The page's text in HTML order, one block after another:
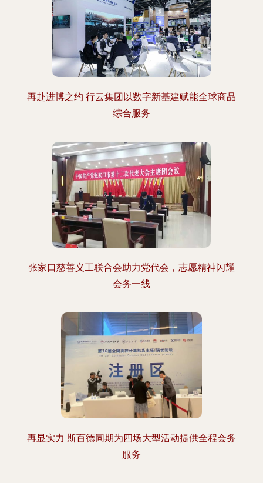
再赴进博之约 行云集团以数字新基建赋能全球商品
综合服务
张家口慈善义工联合会助力党代会，志愿精神闪耀
会务一线
再显实力 斯百德同期为四场大型活动提供全程会务
服务